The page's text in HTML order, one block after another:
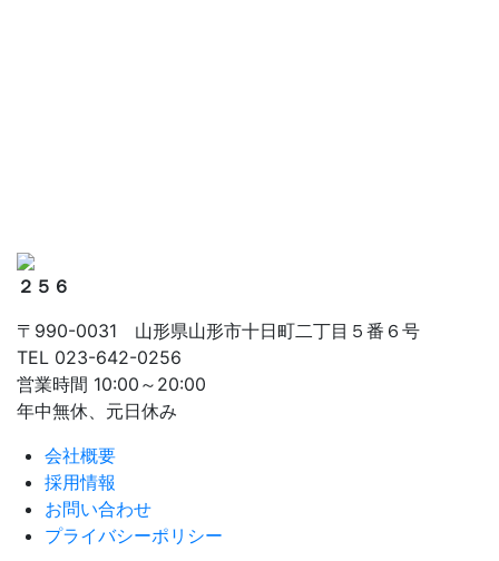
２５６
〒990-0031 山形県山形市十日町二丁目５番６号
TEL 023-642-0256
営業時間 10:00～20:00
年中無休、元日休み
会社概要
採用情報
お問い合わせ
プライバシーポリシー